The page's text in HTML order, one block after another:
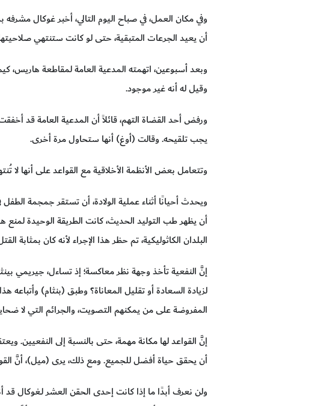
وفي مكان العمل، في صباح اليوم التالي، أخبر غوكال
أن يعيد الجرعات المتبقية، حتى لو كانت ستنتهي
وبعد أسبوعين، اتهمته المدعية العامة لمقاطعة هاريس،
وقيل له أنه غير موجود.
يجب تلقيحه. وقالت (أوغ) أنها ستحاول مرة أخرى.
وتتعامل بعض الأنظمة الأخلاقية مع القواعد على أنها لا
ويحدث أحيانًا أثناء عملية الولادة، أن تستقر جمجمة
أن يظهر طب التوليد الحديث، كانت الطريقة الوحيدة
البلدان الكاثوليكية، تم حظر هذا الإجراء لأنه كان
إنَّ النفعية تأخذ وجهة نظر معاكسة؛ إذ تساءل، جيريمي
لزيادة السعادة أو تقليل المعاناة؟ وطبق (بنثام) وأتباعه
المفروضة على من يمكنهم التصويت، والجرائم التي لا
إنَّ القواعد لها مكانة مهمة، حتى بالنسبة إلى
أن يحقق حياة أفضل للجميع. ومع ذلك، يرى (ميل)، أنَّ
ولن نعرف أبدًا ما إذا كانت إحدى الحقن العشر لـغوكال قد